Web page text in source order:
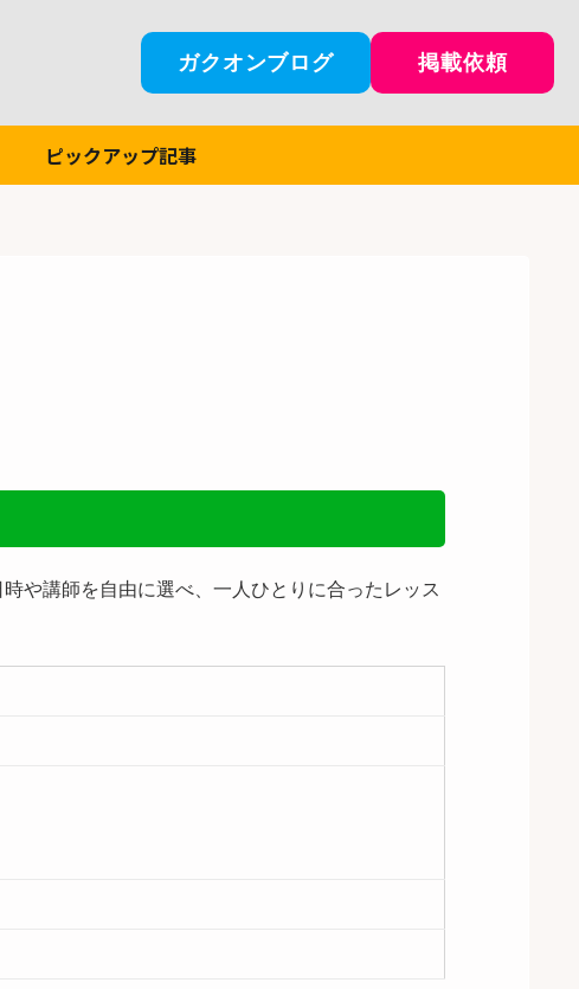
ガクオンブログ 掲載依頼
ピックアップ記事
や講師を自由に選べ、一人ひとりに合ったレッス